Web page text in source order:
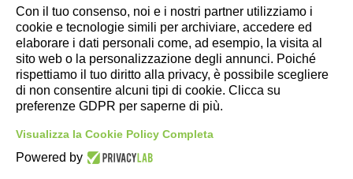
Copyright e Note Legali
Con il tuo consenso, noi e i nostri partner utilizziamo i
cookie e tecnologie simili per archiviare, accedere ed
elaborare i dati personali come, ad esempio, la visita al
sito web o la personalizzazione degli annunci. Poiché
rispettiamo il tuo diritto alla privacy, è possibile scegliere
di non consentire alcuni tipi di cookie. Clicca su
preferenze GDPR per saperne di più.
Visualizza la Cookie Policy Completa
Powered by